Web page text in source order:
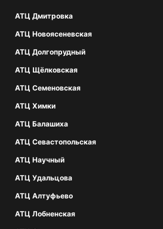
АТЦ Дмитровка
АТЦ Новоясеневская
АТЦ Долгопрудный
АТЦ Щёлковская
АТЦ Семеновская
АТЦ Химки
АТЦ Балашиха
АТЦ Севастопольская
АТЦ Научный
АТЦ Удальцова
АТЦ Алтуфьево
АТЦ Лобненская